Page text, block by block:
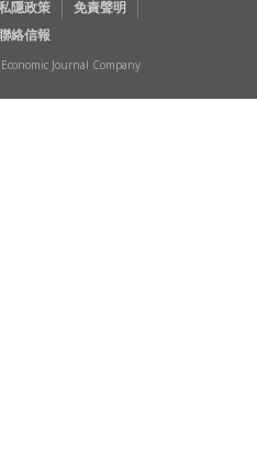
隱政策
免責聲明
絡信報
Journal Company